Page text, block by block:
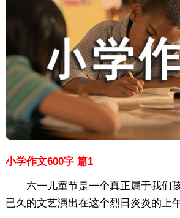
小学作文600字 篇1
六一儿童节是一个真正属于我们
已久的文艺演出在这个烈日炎炎的上